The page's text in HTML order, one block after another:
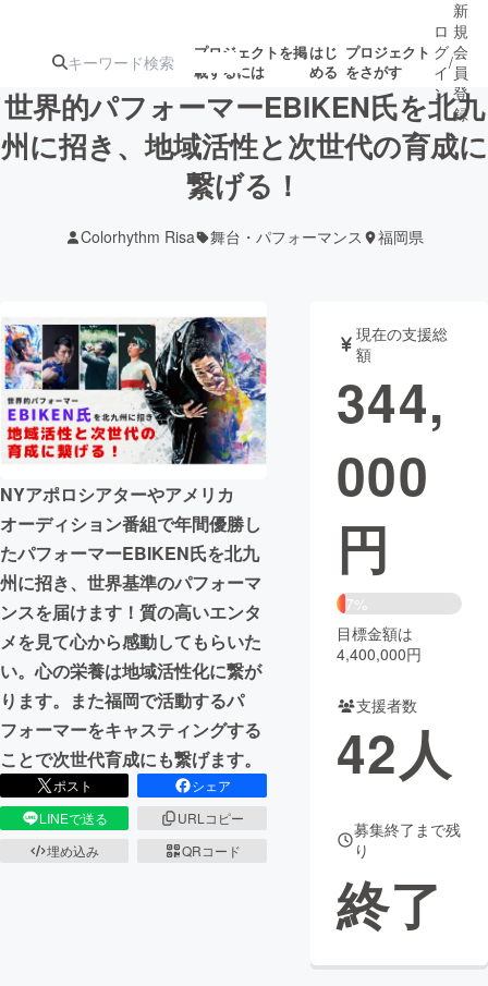
プロジェクトを掲
載するには
はじ
める
プロジェクト
をさがす
注目の新着プロ募集終了が近いプ
テクノロジー・ガジェット
映像・映画 書籍・雑誌
ビジネス・起業 チャレンジ
まちづくり・地域活性化
CAMPFIRE for Social Good
CAMPFIRE Creation
CAMPFIREふるさと納税
コミュニティ
ロ
グ
イ
ン
/
新
規
会
員
登
録
世界的パフォーマーEBIKEN氏を北九
州に招き、地域活性と次世代の育成に
繋げる！
Colorhythm Risa 舞台・パフォーマンス 福岡県
NYアポロシアターやアメリカ
オーディション番組で年間優勝し
たパフォーマーEBIKEN氏を北九
州に招き、世界基準のパフォーマ
ンスを届けます！質の高いエンタ
メを見て心から感動してもらいた
い。心の栄養は地域活性化に繋が
ります。また福岡で活動するパ
フォーマーをキャスティングする
ことで次世代育成にも繋げます。
ポスト
シェア
LINEで送る
URLコピー
埋め込み
QRコード
現在の支援総
額
344,
000
円
7%
目標金額は
4,400,000円
支援者数
42人
募集終了まで残
り
終了